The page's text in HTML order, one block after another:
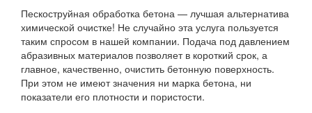
Пескоструйная обработка бетона — лучшая альтернатива
химической очистке! Не случайно эта услуга пользуется
таким спросом в нашей компании. Подача под давлением
абразивных материалов позволяет в короткий срок, а
главное, качественно, очистить бетонную поверхность.
При этом не имеют значения ни марка бетона, ни
показатели его плотности и пористости.